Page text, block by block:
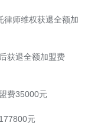
律师维权获退全额加
获退全额加盟费
费35000元
元